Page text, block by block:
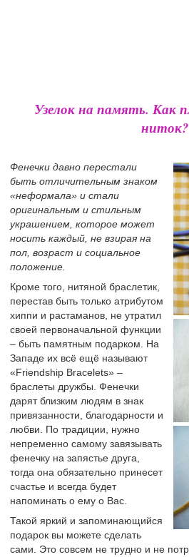
Узелок на память. Как
ниток?
Фенечки давно перестали
быть отличительным знаком
«неформала» и стали
оригинальным и стильным
украшением, которое может
носить каждый, не взирая на
пол, возраст и социальное
положение.
Кроме того, нитяной браслетик,
перестав быть только атрибутом
хиппи и растаманов, не утратил
своей первоначальной функции
– быть памятным подарком. На
Западе их всё ещё называют
«Friendship Bracelets» –
браслеты дружбы. Фенечки
дарят близким людям в знак
привязанности, благодарности и
любви. По традиции, нужно
непременно самому завязывать
фенечку на запястье друга,
тогда она обязательно принесет
счастье и всегда будет
напоминать о ему о Вас.
Такой яркий и запоминающийся
подарок вы можете сделать
сами. Это совсем не трудно и не